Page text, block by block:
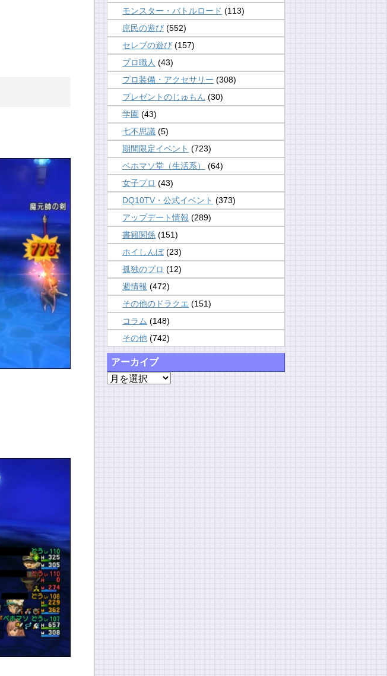
モンスター・バトルロード (113)
庶民の遊び (552)
セレブの遊び (157)
プロ職人 (43)
プロ装備・アクセサリー (308)
プレゼントのじゅもん (30)
学園 (43)
七不思議 (5)
期間限定イベント (723)
ベホマソ堂（生活系）
(64)
女子プロ (43)
DQ10TV・公式イベント (373)
アップデート情報 (289)
書籍関係 (151)
ホイしんぼ(23)
孤独のプロ (12)
週情報 (472)
その他のドラクエ (151)
コラム (148)
その他 (742)
アーカイブ
ア